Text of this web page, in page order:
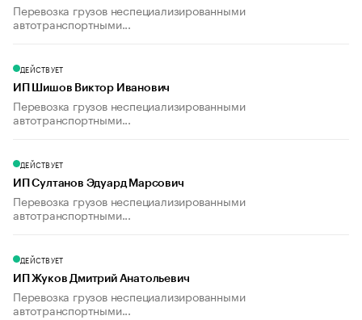
Перевозка грузов неспециализированными
автотранспортными...
ДЕЙСТВУЕТ
ИП Шишов Виктор Иванович
Перевозка грузов неспециализированными
автотранспортными...
ДЕЙСТВУЕТ
ИП Султанов Эдуард Марсович
Перевозка грузов неспециализированными
автотранспортными...
ДЕЙСТВУЕТ
ИП Жуков Дмитрий Анатольевич
Перевозка грузов неспециализированными
автотранспортными...